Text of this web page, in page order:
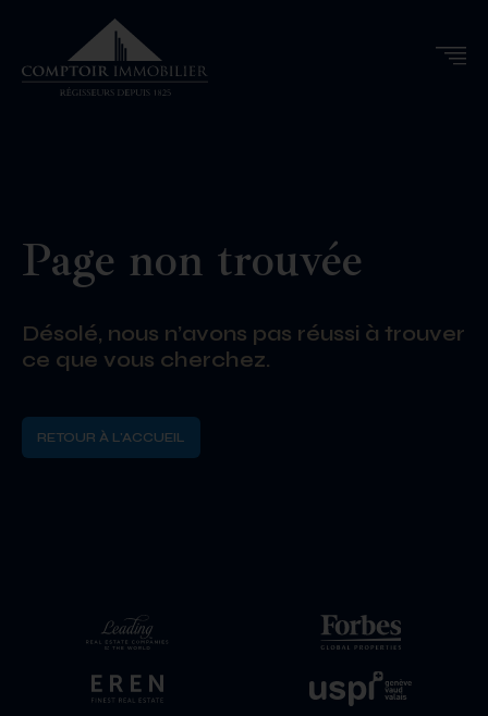
Page non trouvée
Désolé, nous n’avons pas réussi à trouver
ce que vous cherchez.
RETOUR À L'ACCUEIL